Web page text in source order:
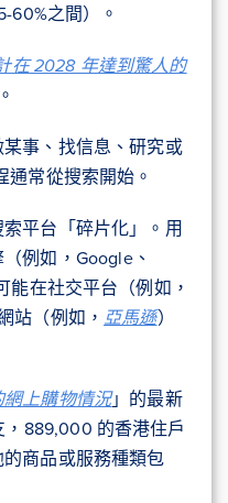
60%之間）。
在 2028 年達到驚人的
事、找信息、研究或
常從搜索開始。
平台「碎片化」。用
例如，Google、
能在社交平台（例如，
站（例如，亞馬遜）
上購物情況」的最新
889,000 的香港住戶
商品或服務種類包